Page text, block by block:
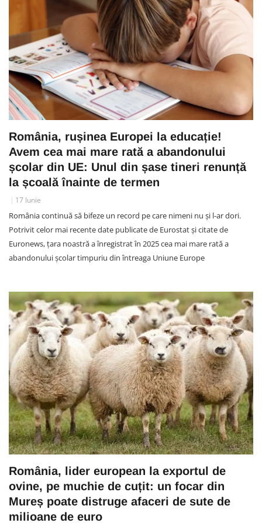
România, rușinea Europei la educație!
Avem cea mai mare rată a abandonului
școlar din UE: Unul din șase tineri renunță
la școală înainte de termen
17 Iunie
România continuă să bifeze un record pe care nimeni nu și l-ar dori.
Potrivit celor mai recente date publicate de Eurostat și citate de
Euronews, țara noastră a înregistrat în 2025 cea mai mare rată a
abandonului școlar timpuriu din întreaga Uniune Europe
România, lider european la exportul de
ovine, pe muchie de cuțit: un focar din
Mureș poate distruge afaceri de sute de
milioane de euro